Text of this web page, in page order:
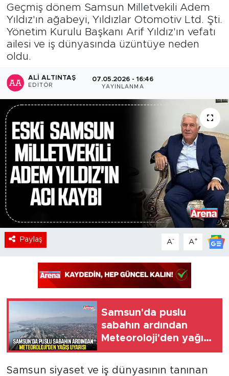
Geçmiş dönem Samsun Milletvekili Adem
Yıldız'ın ağabeyi, Yıldızlar Otomotiv Ltd. Şti.
Yönetim Kurulu Başkanı Arif Yıldız'ın vefatı
ailesi ve iş dünyasında üzüntüye neden
oldu.
ALI ALTINTAŞ
EDITÖR
07.05.2026 - 16:46
YAYINLANMA
Paylaş A- A+
Samsun'da puslu
sabahın ardından
Meteoroloji'den yağış
uyarısı
Samsun siyaset ve iş dünyasının tanınan